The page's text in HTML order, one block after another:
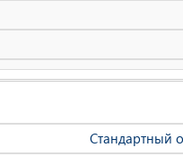
Cтандартный